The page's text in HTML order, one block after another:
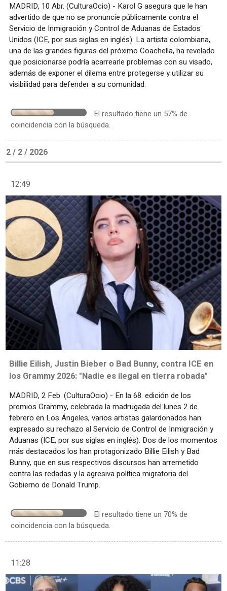
MADRID, 10 Abr. (CulturaOcio) - Karol G asegura que le han
advertido de que no se pronuncie públicamente contra el
Servicio de Inmigración y Control de Aduanas de Estados
Unidos (ICE, por sus siglas en inglés). La artista colombiana,
una de las grandes figuras del próximo Coachella, ha revelado
que posicionarse podría acarrearle problemas con su visado,
además de exponer el dilema entre protegerse y utilizar su
visibilidad para defender a su comunidad.
El resultado tiene un 57% de
coincidencia con la búsqueda.
2 / 2 / 2026
12:49
Billie Eilish, Justin Bieber o Bad Bunny, contra ICE en
los Grammy 2026: "Nadie es ilegal en tierra robada"
MADRID, 2 Feb. (CulturaOcio) - En la 68. edición de los
premios Grammy, celebrada la madrugada del lunes 2 de
febrero en Los Ángeles, varios artistas galardonados han
expresado su rechazo al Servicio de Control de Inmigración y
Aduanas (ICE, por sus siglas en inglés). Dos de los momentos
más destacados los han protagonizado Billie Eilish y Bad
Bunny, que en sus respectivos discursos han arremetido
contra las redadas y la agresiva política migratoria del
Gobierno de Donald Trump.
El resultado tiene un 70% de
coincidencia con la búsqueda.
11:28